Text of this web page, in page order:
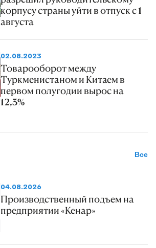
корпусу страны уйти в отпуск с 1
августа
02.08.2023
Товарооборот между
Туркменистаном и Китаем в
первом полугодии вырос на
12,3%
Все
04.08.2026
Производственный подъем на
предприятии «Кенар»